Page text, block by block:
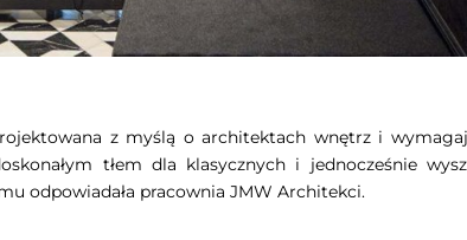
z myślą o architektach wnętrz i
tłem dla klasycznych i jednocześnie
odpowiadała pracownia JMW Architekci.